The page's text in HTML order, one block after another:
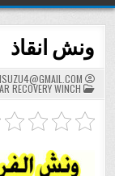
ونش انقاذ
POSTED
IN
RECOVERY WINCH